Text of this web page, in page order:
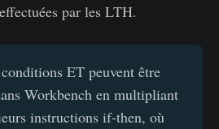
par les LTH.
ET peuvent être
Workbench en multipliant
instructions if-then, où